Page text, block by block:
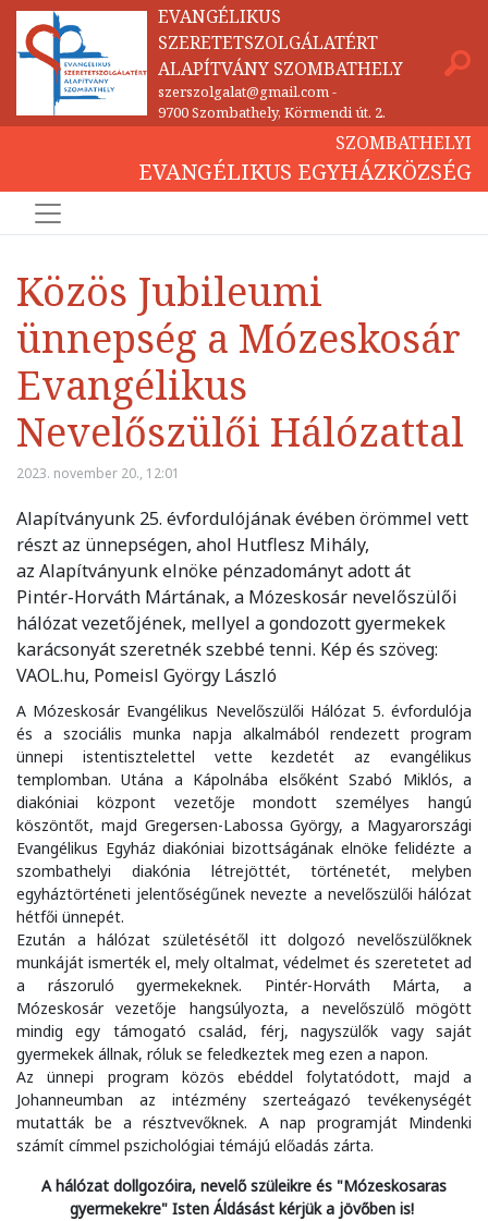
EVANGÉLIKUS
SZERETETSZOLGÁLATÉRT
ALAPÍTVÁNY SZOMBATHELY
szerszolgalat@gmail.com-
9700 Szombathely, Körmendi út. 2.
SZOMBATHELYI
EVANGÉLIKUS EGYHÁZKÖZSÉG
Közös Jubileumi
ünnepség a Mózeskosár
Evangélikus
Nevelőszülői Hálózattal
2023. november 20., 12:01
Alapítványunk 25. évfordulójának évében örömmel vett
részt az ünnepségen, ahol Hutflesz Mihály,
az Alapítványunk elnöke pénzadományt adott át
Pintér-Horváth Mártának, a Mózeskosár nevelőszülői
hálózat vezetőjének, mellyel a gondozott gyermekek
karácsonyát szeretnék szebbé tenni. Kép és szöveg:
VAOL.hu, Pomeisl György László
A Mózeskosár Evangélikus Nevelőszülői Hálózat 5. évfordulója
és a szociális munka napja alkalmából rendezett program
ünnepi istentisztelettel vette kezdetét az evangélikus
templomban. Utána a Kápolnába elsőként Szabó Miklós, a
diakóniai központ vezetője mondott személyes hangú
köszöntőt, majd Gregersen-Labossa György, a Magyarországi
Evangélikus Egyház diakóniai bizottságának elnöke felidézte a
szombathelyi diakónia létrejöttét, történetét, melyben
egyháztörténeti jelentőségűnek nevezte a nevelőszülői hálózat
hétfői ünnepét.
Ezután a hálózat születésétől itt dolgozó nevelőszülőknek
munkáját ismerték el, mely oltalmat, védelmet és szeretetet ad
a rászoruló gyermekeknek. Pintér-Horváth Márta, a
Mózeskosár vezetője hangsúlyozta, a nevelőszülő mögött
mindig egy támogató család, férj, nagyszülők vagy saját
gyermekek állnak, róluk se feledkeztek meg ezen a napon.
Az ünnepi program közös ebéddel folytatódott, majd a
Johanneumban az intézmény szerteágazó tevékenységét
mutatták be a résztvevőknek. A nap programját Mindenki
számít címmel pszichológiai témájú előadás zárta.
A hálózat dollgozóira, nevelő szüleikre és "Mózeskosaras
gyermekekre" Isten Áldásást kérjük a jövőben is!